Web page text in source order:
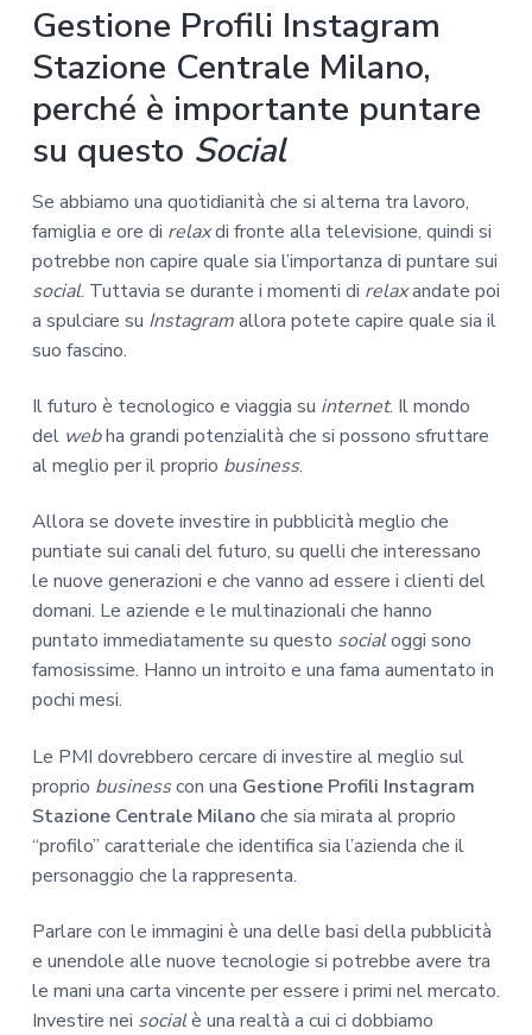
Gestione Profili Instagram
Stazione Centrale Milano,
perché è importante puntare
su questo Social
Se abbiamo una quotidianità che si alterna tra lavoro,
famiglia e ore di relaxdi fronte alla televisione, quindi si
potrebbe non capire quale sia l’importanza di puntare sui
social. Tuttavia se durante i momenti di relaxandate poi
a spulciare su Instagramallora potete capire quale sia il
suo fascino.
Il futuro è tecnologico e viaggia su internet. Il mondo
del webha grandi potenzialità che si possono sfruttare
al meglio per il proprio business.
Allora se dovete investire in pubblicità meglio che
puntiate sui canali del futuro, su quelli che interessano
le nuove generazioni e che vanno ad essere i clienti del
domani. Le aziende e le multinazionali che hanno
puntato immediatamente su questo socialoggi sono
famosissime. Hanno un introito e una fama aumentato in
pochi mesi.
Le PMI dovrebbero cercare di investire al meglio sul
proprio businesscon una Gestione Profili Instagram
Stazione Centrale Milanoche sia mirata al proprio
“profilo” caratteriale che identifica sia l’azienda che il
personaggio che la rappresenta.
Parlare con le immagini è una delle basi della pubblicità
e unendole alle nuove tecnologie si potrebbe avere tra
le mani una carta vincente per essere i primi nel mercato.
Investire nei socialè una realtà a cui ci dobbiamo